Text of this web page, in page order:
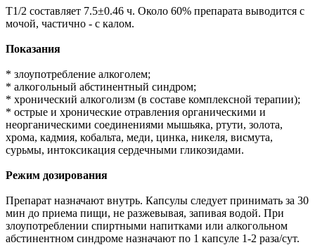
T1/2 составляет 7.5±0.46 ч. Около 60% препарата выводится с
мочой, частично - с калом.
Показания
* злоупотребление алкоголем;
* алкогольный абстинентный синдром;
* хронический алкоголизм (в составе комплексной терапии);
* острые и хронические отравления органическими и
неорганическими соединениями мышьяка, ртути, золота,
хрома, кадмия, кобальта, меди, цинка, никеля, висмута,
сурьмы, интоксикация сердечными гликозидами.
Режим дозирования
Препарат назначают внутрь. Капсулы следует принимать за 30
мин до приема пищи, не разжевывая, запивая водой. При
злоупотреблении спиртными напитками или алкогольном
абстинентном синдроме назначают по 1 капсуле 1-2 раза/сут.